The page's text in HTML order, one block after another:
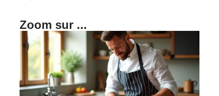
Zoom sur ...